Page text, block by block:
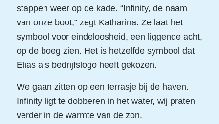
stappen weer op de kade. “Infinity, de naam
van onze boot,” zegt Katharina. Ze laat het
symbool voor eindeloosheid, een liggende acht,
op de boeg zien. Het is hetzelfde symbool dat
Elias als bedrijfslogo heeft gekozen.
We gaan zitten op een terrasje bij de haven.
Infinity ligt te dobberen in het water, wij praten
verder in de warmte van de zon.